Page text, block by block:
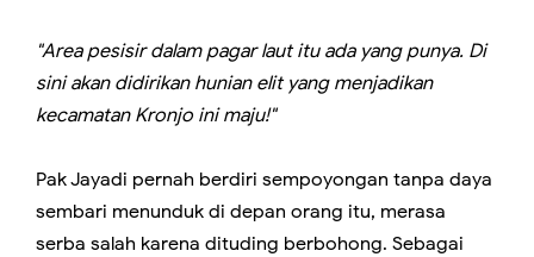
"Area pesisir dalam pagar laut itu ada yang punya. Di
sini akan didirikan hunian elit yang menjadikan
kecamatan Kronjo ini maju!"
Pak Jayadi pernah berdiri sempoyongan tanpa daya
sembari menunduk di depan orang itu, merasa
serba salah karena dituding berbohong. Sebagai